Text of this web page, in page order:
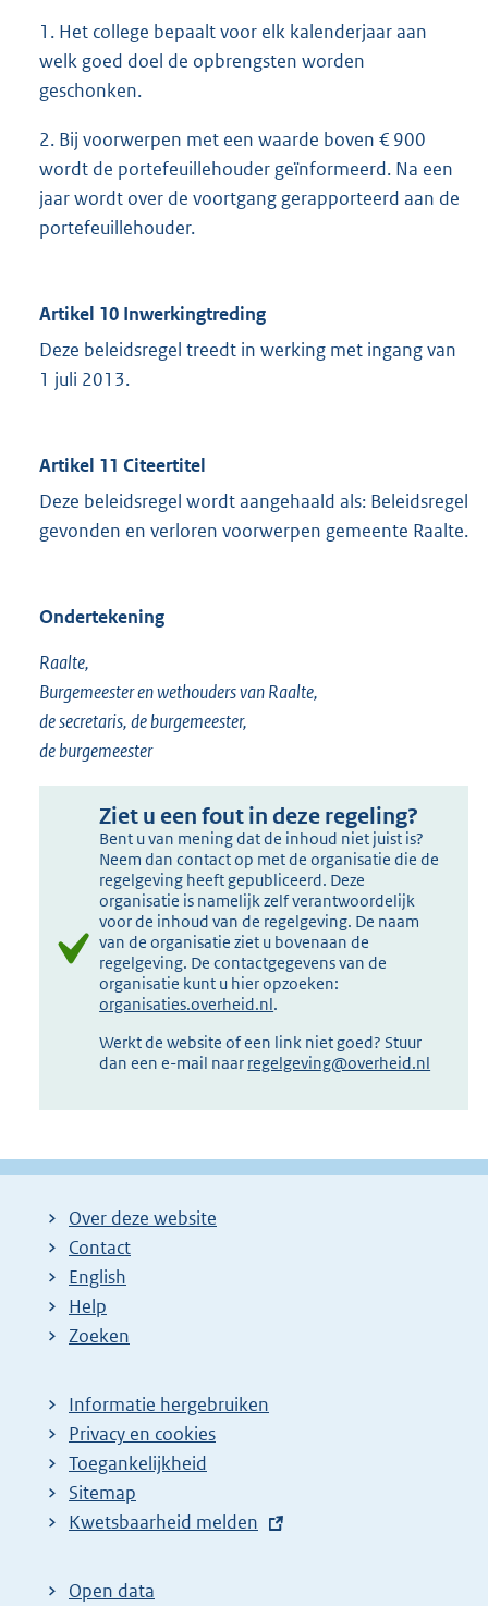
1. Het college bepaalt voor elk kalenderjaar aan
welk goed doel de opbrengsten worden
geschonken.
2. Bij voorwerpen met een waarde boven € 900
wordt de portefeuillehouder geïnformeerd. Na een
jaar wordt over de voortgang gerapporteerd aan de
portefeuillehouder.
Artikel 10 Inwerkingtreding
Deze beleidsregel treedt in werking met ingang van
1 juli 2013.
Artikel 11 Citeertitel
Deze beleidsregel wordt aangehaald als: Beleidsregel
gevonden en verloren voorwerpen gemeente Raalte.
Ondertekening
Raalte,
Burgemeester en wethouders van Raalte,
de secretaris, de burgemeester,
de burgemeester
Ziet u een fout in deze regeling?
Bent u van mening dat de inhoud niet juist is?
Neem dan contact op met de organisatie die de
regelgeving heeft gepubliceerd. Deze
organisatie is namelijk zelf verantwoordelijk
voor de inhoud van de regelgeving. De naam
van de organisatie ziet u bovenaan de
regelgeving. De contactgegevens van de
organisatie kunt u hier opzoeken:
organisaties.overheid.nl.
Werkt de website of een link niet goed? Stuur
dan een e-mail naar regelgeving@overheid.nl
Over deze website
Contact
English
Help
Zoeken
Informatie hergebruiken
Privacy en cookies
Toegankelijkheid
Sitemap
E
t
Kwetsbaarheid melden
Open data